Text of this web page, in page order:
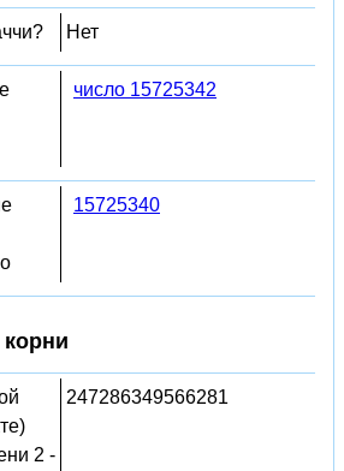
Нет
число 15725342
15725340
2 -
247286349566281